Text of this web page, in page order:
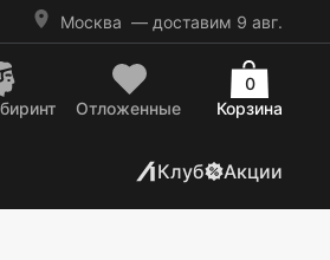
Москва — доставим 9 авг.
Отложенные Корзина
0
Клуб Акции